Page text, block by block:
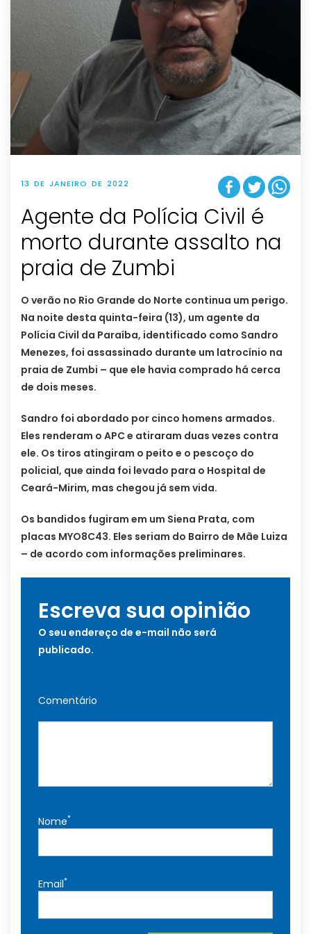
13 DE JANEIRO DE 2022
Agente da Polícia Civil é
morto durante assalto na
praia de Zumbi
O verão no Rio Grande do Norte continua um perigo.
Na noite desta quinta-feira (13), um agente da
Polícia Civil da Paraíba, identificado como Sandro
Menezes, foi assassinado durante um latrocínio na
praia de Zumbi – que ele havia comprado há cerca
de dois meses.
Sandro foi abordado por cinco homens armados.
Eles renderam o APC e atiraram duas vezes contra
ele. Os tiros atingiram o peito e o pescoço do
policial, que ainda foi levado para o Hospital de
Ceará-Mirim, mas chegou já sem vida.
Os bandidos fugiram em um Siena Prata, com
placas MYO8C43. Eles seriam do Bairro de Mãe Luiza
– de acordo com informações preliminares.
Escreva sua opinião
O seu endereço de e-mail não será
publicado.
Comentário
Nome*
Email*